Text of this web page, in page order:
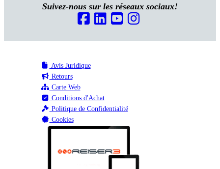
Suivez-nous sur les réseaux sociaux!
Avis Juridique
Retours
Carte Web
Conditions d'Achat
Politique de Confidentialité
Cookies